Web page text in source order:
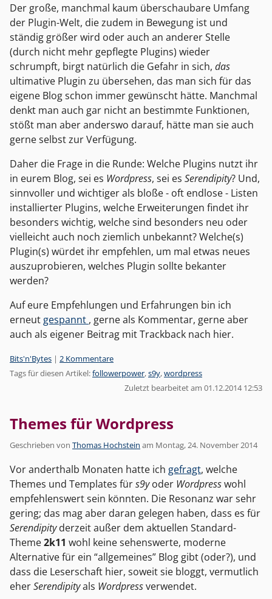
Der große, manchmal kaum überschaubare Umfang
der Plugin-Welt, die zudem in Bewegung ist und
ständig größer wird oder auch an anderer Stelle
(durch nicht mehr gepflegte Plugins) wieder
schrumpft, birgt natürlich die Gefahr in sich, das
ultimative Plugin zu übersehen, das man sich für das
eigene Blog schon immer gewünscht hätte. Manchmal
denkt man auch gar nicht an bestimmte Funktionen,
stößt man aber anderswo darauf, hätte man sie auch
gerne selbst zur Verfügung.
Daher die Frage in die Runde: Welche Plugins nutzt ihr
in eurem Blog, sei es Wordpress, sei es Serendipity? Und,
sinnvoller und wichtiger als bloße - oft endlose - Listen
installierter Plugins, welche Erweiterungen findet ihr
besonders wichtig, welche sind besonders neu oder
vielleicht auch noch ziemlich unbekannt? Welche(s)
Plugin(s) würdet ihr empfehlen, um mal etwas neues
auszuprobieren, welches Plugin sollte bekanter
werden?
Auf eure Empfehlungen und Erfahrungen bin ich
erneut gespannt , gerne als Kommentar, gerne aber
auch als eigener Beitrag mit Trackback nach hier.
Kategorien:
Bits'n'Bytes | 2 Kommentare
Tags für diesen Artikel:followerpower,s9y,wordpress
Zuletzt bearbeitet am 01.12.2014 12:53
Themes für Wordpress
Geschrieben von Thomas Hochstein am Montag, 24. November 2014
Vor anderthalb Monaten hatte ich gefragt, welche
Themes und Templates fürs9yoder Wordpresswohl
empfehlenswert sein könnten. Die Resonanz war sehr
gering; das mag aber daran gelegen haben, dass es für
Serendipityderzeit außer dem aktuellen Standard-
Theme2k11 wohl keine sehenswerte, moderne
Alternative für ein “allgemeines” Blog gibt (oder?), und
dass die Leserschaft hier, soweit sie bloggt, vermutlich
eherSerendipityals Wordpressverwendet.